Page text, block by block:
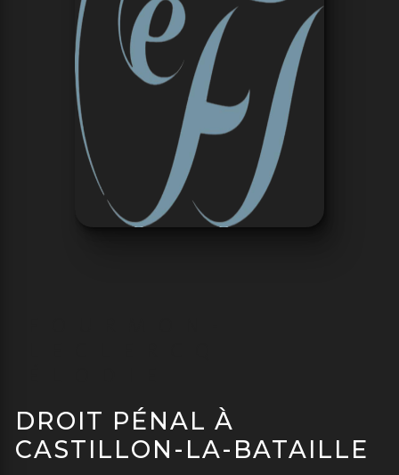
DROIT PÉNAL À
CASTILLON-LA-BATAILLE